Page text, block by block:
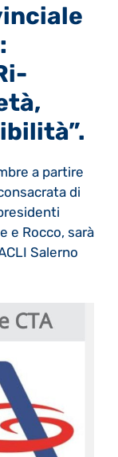
a partire
di
e Rocco, sarà
Salerno